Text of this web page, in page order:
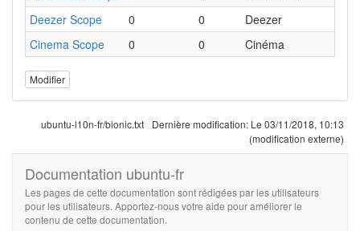
Deezer Scope
0 0
Deezer
Cinema Scope
0 0 Cinéma
Modifier
ubuntu-l10n-fr/bionic.txt Dernière modification: Le 03/11/2018, 10:13
(modification externe)
Documentation ubuntu-fr
Les pages de cette documentation sont rédigées par les utilisateurs
pour les utilisateurs. Apportez-nous votre aide pour améliorer le
contenu de cette documentation.